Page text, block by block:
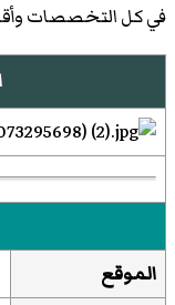
في كل التخصصات
الموقع